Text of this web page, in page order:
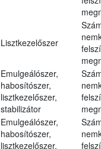
Lisztkezelőszer
Emulgeálószer,
habosítószer,
lisztkezelőszer,
stabilizátor
Emulgeálószer,
habosítószer,
lisztkezelőszer,